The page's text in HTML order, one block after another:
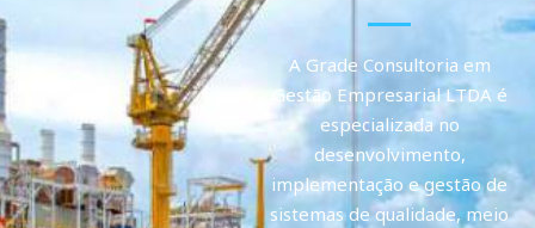
A Grade Consultoria em
Gestão Empresarial LTDA é
especializada no
desenvolvimento,
implementação e gestão de
sistemas de qualidade, meio